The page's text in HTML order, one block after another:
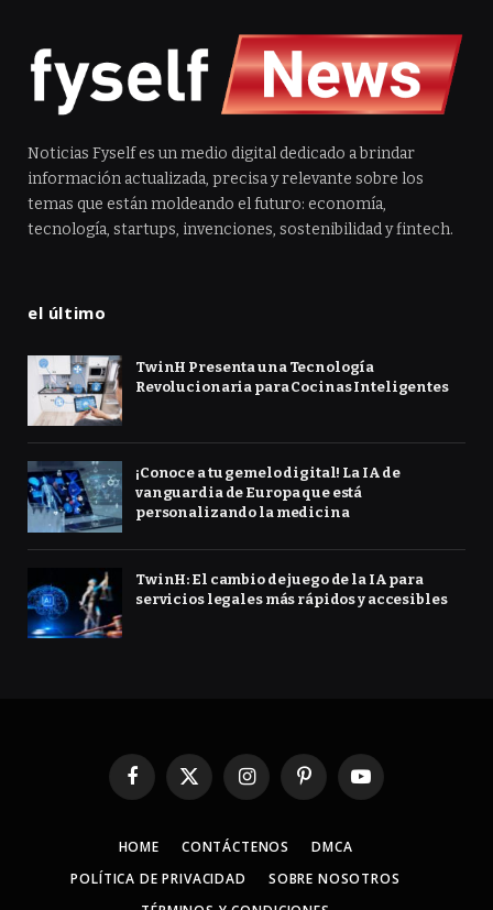
Noticias Fyself es un medio digital dedicado a brindar
información actualizada, precisa y relevante sobre los
temas que están moldeando el futuro: economía,
tecnología, startups, invenciones, sostenibilidad y fintech.
el último
TwinH Presenta una Tecnología
Revolucionaria para Cocinas Inteligentes
¡Conoce a tu gemelo digital! La IA de
vanguardia de Europa que está
personalizando la medicina
TwinH: El cambio de juego de la IA para
servicios legales más rápidos y accesibles
Facebook
X
InstagramPinterestYouTube
HOME CONTÁCTENOS
DMCA
POLÍTICA DE PRIVACIDAD
SOBRE NOSOTROS